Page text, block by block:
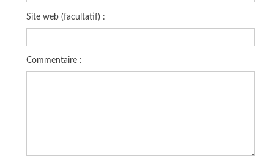
Site web (facultatif) :
Commentaire :